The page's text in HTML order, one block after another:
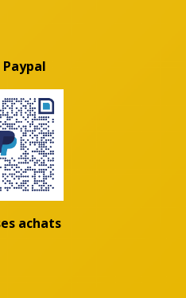
Paypal
achats